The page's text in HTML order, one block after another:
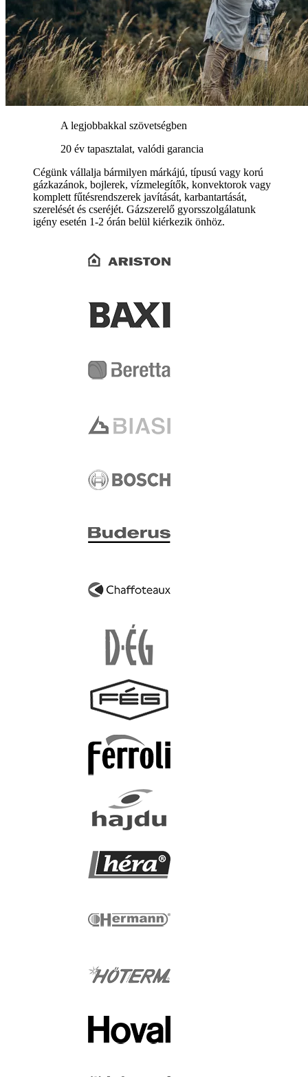
A legjobbakkal szövetségben
20 év tapasztalat, valódi garancia
Cégünk vállalja bármilyen márkájú, típusú vagy korú
gázkazánok, bojlerek, vízmelegítők, konvektorok vagy
komplett fűtésrendszerek javítását, karbantartását,
szerelését és cseréjét. Gázszerelő gyorsszolgálatunk
igény esetén 1-2 órán belül kiérkezik önhöz.